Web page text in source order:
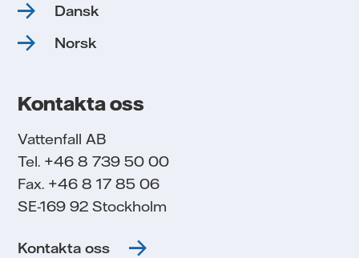
Dansk
Norsk
Kontakta oss
Vattenfall AB
Tel. +46 8 739 50 00
Fax. +46 8 17 85 06
SE-169 92 Stockholm
Kontakta oss